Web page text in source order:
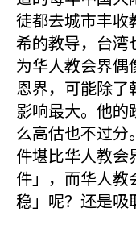
徒都去城市丰收
希的教导，台湾
为华人教会界偶
恩界，可能除了
影响最大。他的
么高估也不过分
件堪比华人教会
件」，而华人教
稳」呢？还是吸